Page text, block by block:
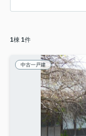
1棟 1件
中古一戸建